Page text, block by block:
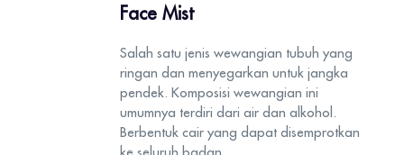
Face Mist
Salah satu jenis wewangian tubuh yang
ringan dan menyegarkan untuk jangka
pendek. Komposisi wewangian ini
umumnya terdiri dari air dan alkohol.
Berbentuk cair yang dapat disemprotkan
ke seluruh badan